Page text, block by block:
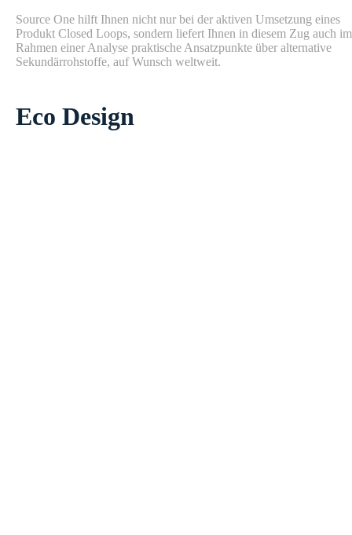
Source One hilft Ihnen nicht nur bei der aktiven Umsetzung eines
Produkt Closed Loops, sondern liefert Ihnen in diesem Zug auch im
Rahmen einer Analyse praktische Ansatzpunkte über alternative
Sekundärrohstoffe, auf Wunsch weltweit.
Eco Design